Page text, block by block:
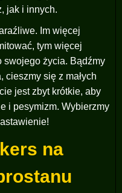
jak i innych.
Im więcej
tym więcej
swojego życia. Bądźmy
się z małych
jest zbyt krótkie, aby
i pesymizm. Wybierzmy
na